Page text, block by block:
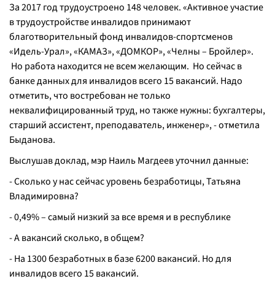
За 2017 год трудоустроено 148 человек. «Активное участие
в трудоустройстве инвалидов принимают
благотворительный фонд инвалидов-спортсменов
«Идель-Урал», «КАМАЗ», «ДОМКОР», «Челны – Бройлер».
Но работа находится не всем желающим. Но сейчас в
банке данных для инвалидов всего 15 вакансий. Надо
отметить, что востребован не только
неквалифицированный труд, но также нужны: бухгалтеры,
старший ассистент, преподаватель, инженер», - отметила
Быданова.
Выслушав доклад, мэр Наиль Магдеев уточнил данные:
- Сколько у нас сейчас уровень безработицы, Татьяна
Владимировна?
- 0,49% – самый низкий за все время и в республике
- А вакансий сколько, в общем?
- На 1300 безработных в базе 6200 вакансий. Но для
инвалидов всего 15 вакансий.